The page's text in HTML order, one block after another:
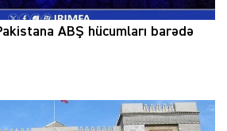
ABŞ hücumları barədə